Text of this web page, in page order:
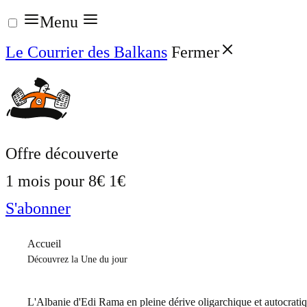
Aller
au
contenu
Menu
Le Courrier des Balkans Fermer
Offre découverte
1 mois pour 8€ 1€
S'abonner
Accueil
Découvrez la Une du jour
L'Albanie d'Edi Rama en pleine dérive oligarchique et